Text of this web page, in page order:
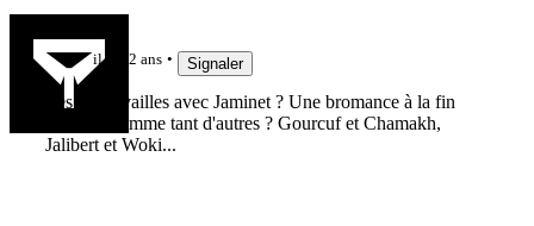
il y a 2 ans Signaler
Les retrouvailles avec Jaminet ? Une bromance à la fin
tragique comme tant d'autres ? Gourcuf et Chamakh,
Jalibert et Woki...